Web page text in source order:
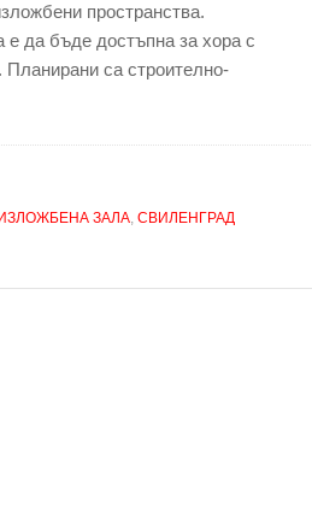
пространства.
е да бъде достъпна за хора с
Планирани са строително-
ИЗЛОЖБЕНА ЗАЛА, СВИЛЕНГРАД